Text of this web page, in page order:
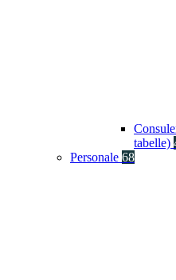
tabelle)
Personale 68